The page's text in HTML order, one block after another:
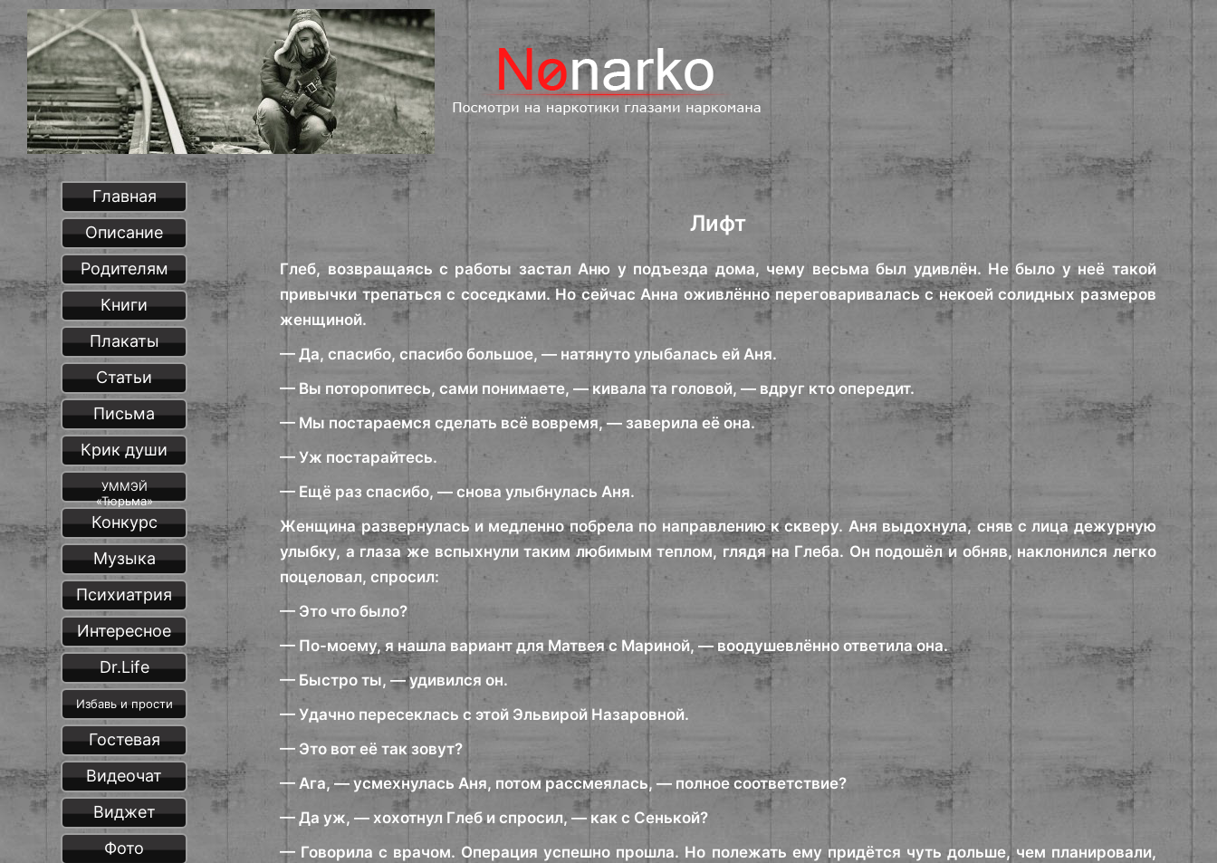
Лифт
Глеб, возвращаясь с работы застал Аню у подъезда дома, чему весьма был удивлён. Не было у неё такой
привычки трепаться с соседками. Но сейчас Анна оживлённо переговаривалась с некоей солидных размеров
женщиной.
— Да, спасибо, спасибо большое, — натянуто улыбалась ей Аня.
— Вы поторопитесь, сами понимаете, — кивала та головой, — вдруг кто опередит.
— Мы постараемся сделать всё вовремя, — заверила её она.
— Уж постарайтесь.
— Ещё раз спасибо, — снова улыбнулась Аня.
Женщина развернулась и медленно побрела по направлению к скверу. Аня выдохнула, сняв с лица дежурную
улыбку, а глаза же вспыхнули таким любимым теплом, глядя на Глеба. Он подошёл и обняв, наклонился легко
поцеловал, спросил:
— Это что было?
— По-моему, я нашла вариант для Матвея с Мариной, — воодушевлённо ответила она.
— Быстро ты, — удивился он.
— Удачно пересеклась с этой Эльвирой Назаровной.
— Это вот её так зовут?
— Ага, — усмехнулась Аня, потом рассмеялась, — полное соответствие?
— Да уж, — хохотнул Глеб и спросил, — как с Сенькой?
— Говорила с врачом. Операция успешно прошла. Но полежать ему придётся чуть дольше, чем планировали,
Главная
Описание
Родителям
Книги
Плакаты
Статьи
Письма
Крик души
УММЭЙ
«Тюрьма»
Конкурс
Музыка
Психиатрия
Интересное
Dr.Life
Избавь и прости
Гостевая
Видеочат
Виджет
Фото